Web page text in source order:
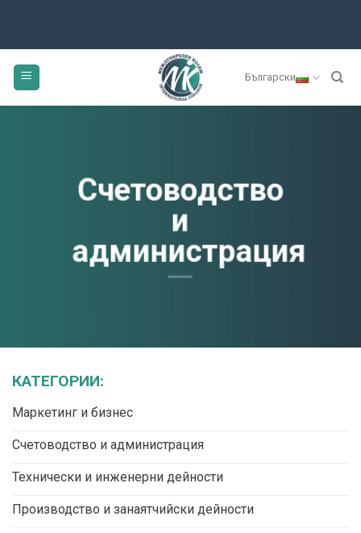
content
Български
Счетоводство
и
администрация
КАТЕГОРИИ:
Маркетинг и бизнес
Счетоводство и администрация
Технически и инженерни дейности
Производство и занаятчийски дейности